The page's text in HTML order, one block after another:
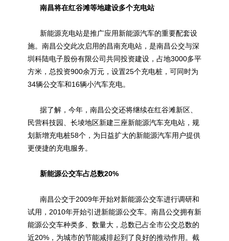
南昌将在红谷滩等地建设多个充电站
新能源充电站是推广应用新能源汽车的重要配套设
施。南昌公交此次启用的昌南充电站，是南昌公交与深
圳科陆电子股份有限公司共同投资建设，占地3000多平
方米，总投资900余万元，设置25个充电桩，可同时为
34辆公交车和16辆小汽车充电。
据了解，今年，南昌公交还将继续在红谷滩新区、
民营科技园、长堎地区新建三座新能源汽车充电站，规
划新增充电桩58个，为日益扩大的新能源汽车用户提供
更便捷的充电服务。
新能源公交车占总数20%
南昌公交于2009年开始对新能源公交车进行调研和
试用，2010年开始引进新能源公交车。南昌公交拥有新
能源公交车种类多、数量大，总数已占全市公交总数的
近20%，为城市的节能减排起到了良好的推动作用。截